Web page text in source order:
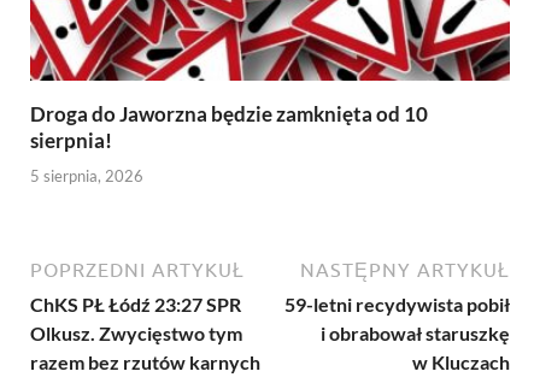
Droga do Jaworzna będzie zamknięta od 10
sierpnia!
5 sierpnia, 2026
POPRZEDNI ARTYKUŁ
ChKS PŁ Łódź 23:27 SPR
Olkusz. Zwycięstwo tym
razem bez rzutów karnych
NASTĘPNY ARTYKUŁ
59-letni recydywista pobił
i obrabował staruszkę
w Kluczach